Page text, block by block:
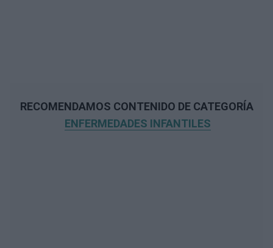
RECOMENDAMOS CONTENIDO DE CATEGORÍA
ENFERMEDADES INFANTILES